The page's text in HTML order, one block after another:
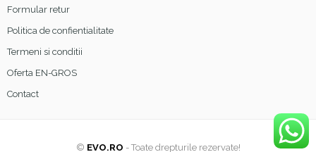
Formular retur
Politica de confientialitate
Termeni si conditii
Oferta EN-GROS
Contact
© EVO.RO - Toate drepturile rezervate!